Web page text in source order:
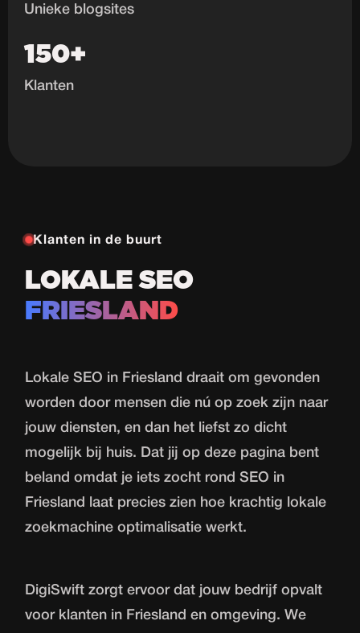
Unieke blogsites
150+
Klanten
Klanten in de buurt
LOKALE SEO
FRIESLAND
Lokale SEO in Friesland draait om gevonden
worden door mensen die nú op zoek zijn naar
jouw diensten, en dan het liefst zo dicht
mogelijk bij huis. Dat jij op deze pagina bent
beland omdat je iets zocht rond SEO in
Friesland laat precies zien hoe krachtig lokale
zoekmachine optimalisatie werkt.
DigiSwift zorgt ervoor dat jouw bedrijf opvalt
voor klanten in Friesland en omgeving. We